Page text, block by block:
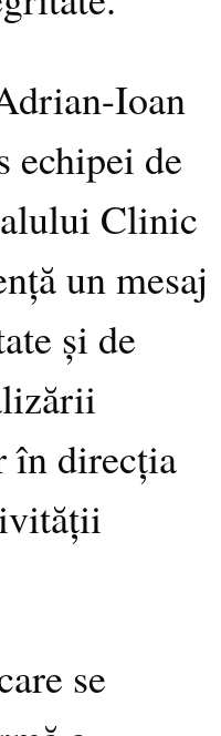
Ioan
echipei de
Clinic
un mesaj
și de
în direcția
se